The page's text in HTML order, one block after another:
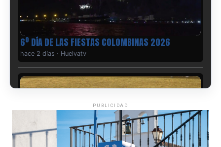
6º DÍA DE LAS FIESTAS COLOMBINAS 2026
hace 2 días · Huelvatv
PUBLICIDAD